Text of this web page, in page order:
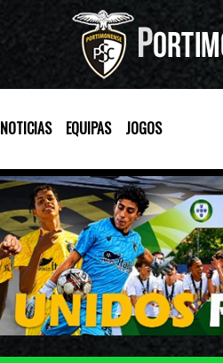
NOTICIAS EQUIPAS JOGOS